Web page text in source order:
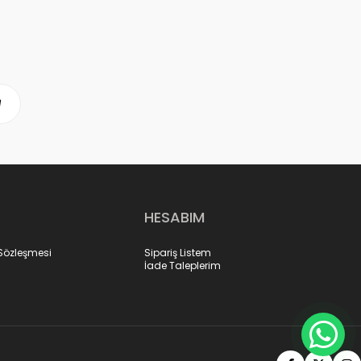
HESABIM
Sipariş Listem
İade Taleplerim